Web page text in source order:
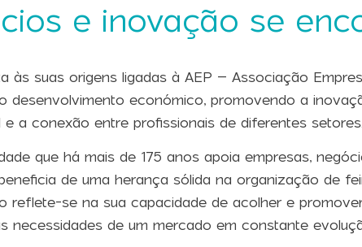
e inovação se
às suas origens ligadas à AEP – Associação
desenvolvimento económico, promovendo a
e a conexão entre profissionais de diferentes setores.
que há mais de 175 anos apoia empresas,
de uma herança sólida na organização de
reflete-se na sua capacidade de acolher e
necessidades de um mercado em constante